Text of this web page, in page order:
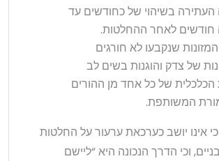
העתירה בשיהוי של כחודשים עד
חודשים לאחר ההחלטות.
שנקבעו לא חורגים
של צדק והוגנות בשים לב
הכלכלית של כל אחד מן ההורים
המשותפת.
אינו יושב כערכאת ערעור על החלטות
וכי הדרך הנכונה היא “ליישם